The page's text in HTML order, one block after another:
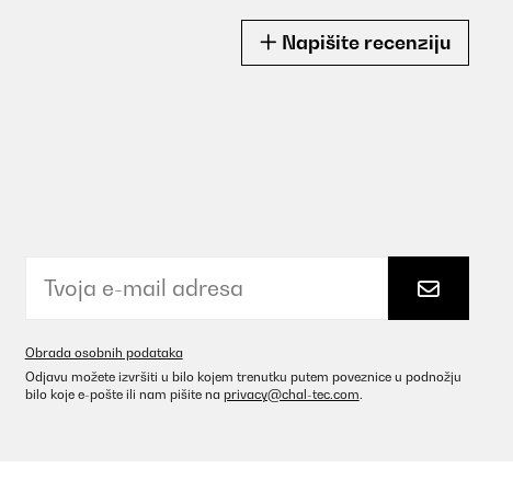
Napišite recenziju
Obrada osobnih podataka
Odjavu možete izvršiti u bilo kojem trenutku putem poveznice u podnožju
bilo koje e-pošte ili nam pišite na privacy@chal-tec.com.